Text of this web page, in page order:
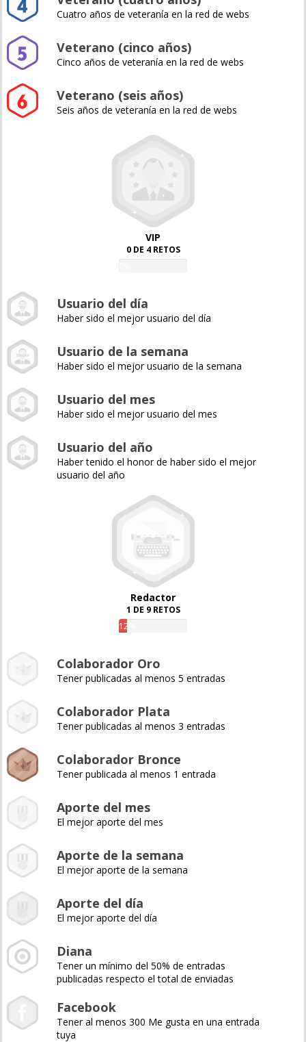
Cuatro años de veteranía en la red de webs
Veterano (cinco años)
Cinco años de veteranía en la red de webs
Veterano (seis años)
Seis años de veteranía en la red de webs
VIP
0 DE 4 RETOS
Usuario del día
Haber sido el mejor usuario del día
Usuario de la semana
Haber sido el mejor usuario de la semana
Usuario del mes
Haber sido el mejor usuario del mes
Usuario del año
Haber tenido el honor de haber sido el mejor
usuario del año
Redactor
1 DE 9 RETOS
12%
Colaborador Oro
Tener publicadas al menos 5 entradas
Colaborador Plata
Tener publicadas al menos 3 entradas
Colaborador Bronce
Tener publicada al menos 1 entrada
Aporte del mes
El mejor aporte del mes
Aporte de la semana
El mejor aporte de la semana
Aporte del día
El mejor aporte del día
Diana
Tener un mínimo del 50% de entradas
publicadas respecto el total de enviadas
Facebook
Tener al menos 300 Me gusta en una entrada
tuya